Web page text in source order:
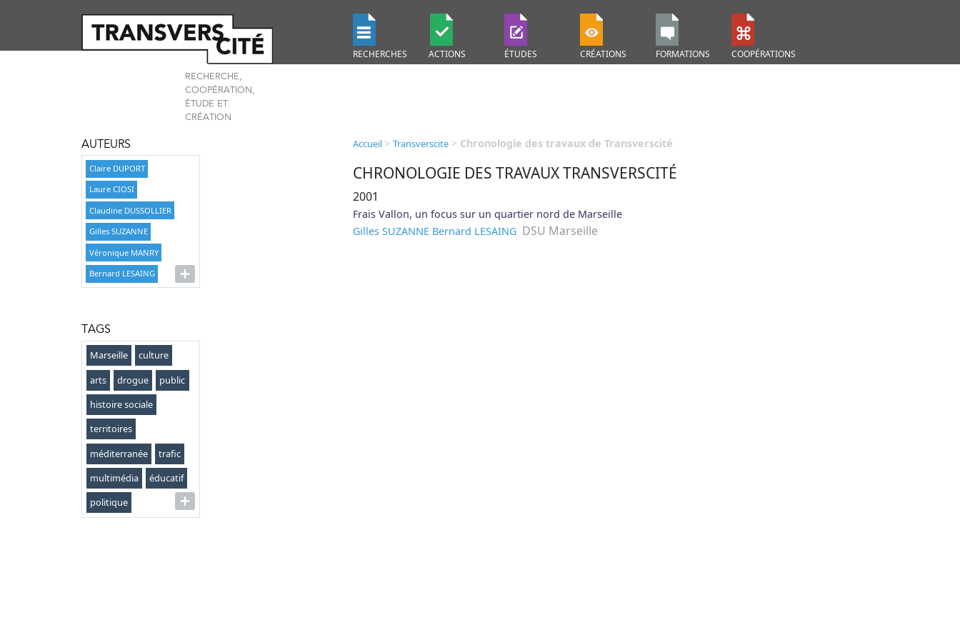
RECHERCHES ACTIONS ÉTUDES CRÉATIONS FORMATIONS COOPÉRATIONS
RECHERCHE,
COOPÉRATION,
ÉTUDE ET
CRÉATION
AUTEURS
Claire DUPORT
Laure CIOSI
Claudine DUSSOLLIER
Gilles SUZANNE
Véronique MANRY
Bernard LESAING
TAGS
Marseille
culture
arts
drogue
public
histoire sociale
territoires
méditerranée
trafic
multimédia
éducatif
politique
Accueil > Transverscite > Chronologie des travaux de Transverscité
CHRONOLOGIE DES TRAVAUX TRANSVERSCITÉ
2001
Frais Vallon, un focus sur un quartier nord de Marseille
Gilles SUZANNE Bernard LESAING DSU Marseille